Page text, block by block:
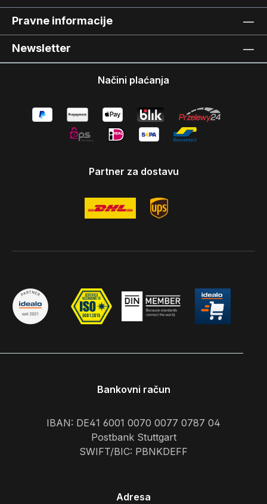
Pravne informacije
Newsletter
Načini plaćanja
Partner za dostavu
Bankovni račun
IBAN: DE41 6001 0070 0077 0787 04
Postbank Stuttgart
SWIFT/BIC: PBNKDEFF
Adresa